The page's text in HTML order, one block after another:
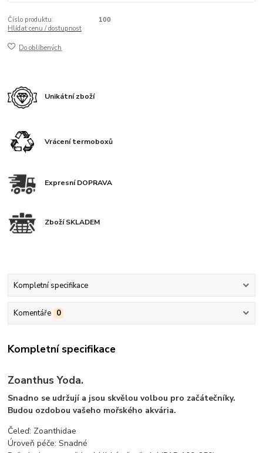
Číslo produktu:
100
Hlídat cenu / dostupnost
Do oblíbených
Unikátní zboží
Vrácení termoboxů
Expresní DOPRAVA
Zboží SKLADEM
Kompletní specifikace
Komentáře 0
Kompletní specifikace
Zoanthus Yoda.
Snadno se udržují a jsou skvělou volbou pro začátečníky.
Budou ozdobou vašeho mořského akvária.
Čeleď: Zoanthidae
Úroveň péče: Snadné